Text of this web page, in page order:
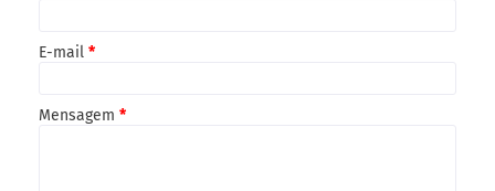
E-mail *
Mensagem *